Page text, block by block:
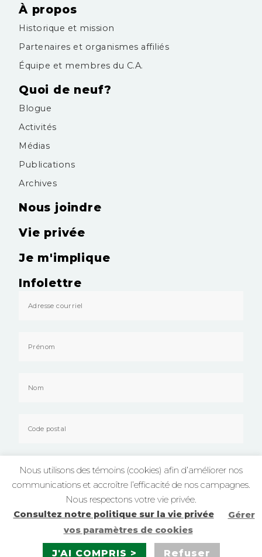
À propos
Historique et mission
Partenaires et organismes affiliés
Équipe et membres du C.A.
Quoi de neuf?
Blogue
Activités
Médias
Publications
Archives
Nous joindre
Vie privée
Je m'implique
Infolettre
Nature Québec respecte votrevie privée. En cliquant sur « s’inscrire», vous
occasions d’implication pour l’organisme. Vous pouvez vous désabonner de
notre infolettre en tout temps en écrivant àinfo@naturequebec.org
Nous utilisons des témoins (cookies) afin d’améliorer nos
communications et accroître l’efficacité de nos campagnes.
Nous respectons votre vie privée.
Consultez notre politique sur la vie privée
Gérer
vos paramètres de cookies
J'AI COMPRIS > Refuser